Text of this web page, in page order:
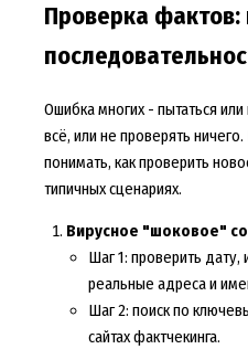
Проверка
Ошибка многих - пытаться
всё, или не проверять
понимать, как проверить
типичных сценариях.
Вирусное "шоковое"
Шаг 1: проверить дату,
реальные адреса и
Шаг 2: поиск по
сайтах фактчекинга.